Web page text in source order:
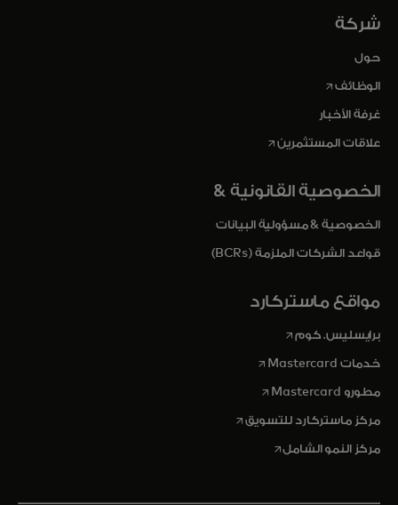
شركة
حول
الوظائفopens in a new tab
غرفة الأخبار
علاقات المستثمرينopens in a new tab
الخصوصية القانونية &
الخصوصية & مسؤولية البيانات
قواعد الشركات الملزمة (BCRs)
مواقع ماستركارد
برايسليس. كومopens in a new tab
خدمات Mastercard opens in a new tab
مطورو Mastercard opens in a new tab
مركز ماستركارد للتسويقopens in a new tab
مركز النمو الشاملopens in a new tab